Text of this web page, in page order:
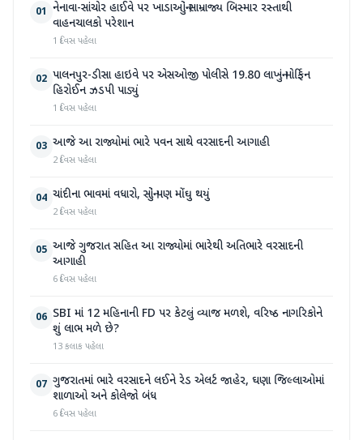
01 નેનાવા-સાંચોર હાઈવે પર ખાડાઓનું સામ્રાજ્ય બિસ્માર રસ્તાથી
વાહનચાલકો પરેશાન
1 દિવસ પહેલા
02 પાલનપુર-ડીસા હાઇવે પર એસઓજી પોલીસે 19.80 લાખનું મોર્ફિન
હિરોઈન ઝડપી પાડ્યું
1 દિવસ પહેલા
03 આજે આ રાજ્યોમાં ભારે પવન સાથે વરસાદની આગાહી
2 દિવસ પહેલા
04 ચાંદીના ભાવમાં વધારો, સોનું પણ મોંઘુ થયું
2 દિવસ પહેલા
05 આજે ગુજરાત સહિત આ રાજ્યોમાં ભારેથી અતિભારે વરસાદની
આગાહી
6 દિવસ પહેલા
06 SBI માં 12 મહિનાની FD પર કેટલું વ્યાજ મળશે, વરિષ્ઠ નાગરિકોને
શું લાભ મળે છે?
13 કલાક પહેલા
07 ગુજરાતમાં ભારે વરસાદને લઈને રેડ એલર્ટ જાહેર, ઘણા જિલ્લાઓમાં
શાળાઓ અને કોલેજો બંધ
6 દિવસ પહેલા